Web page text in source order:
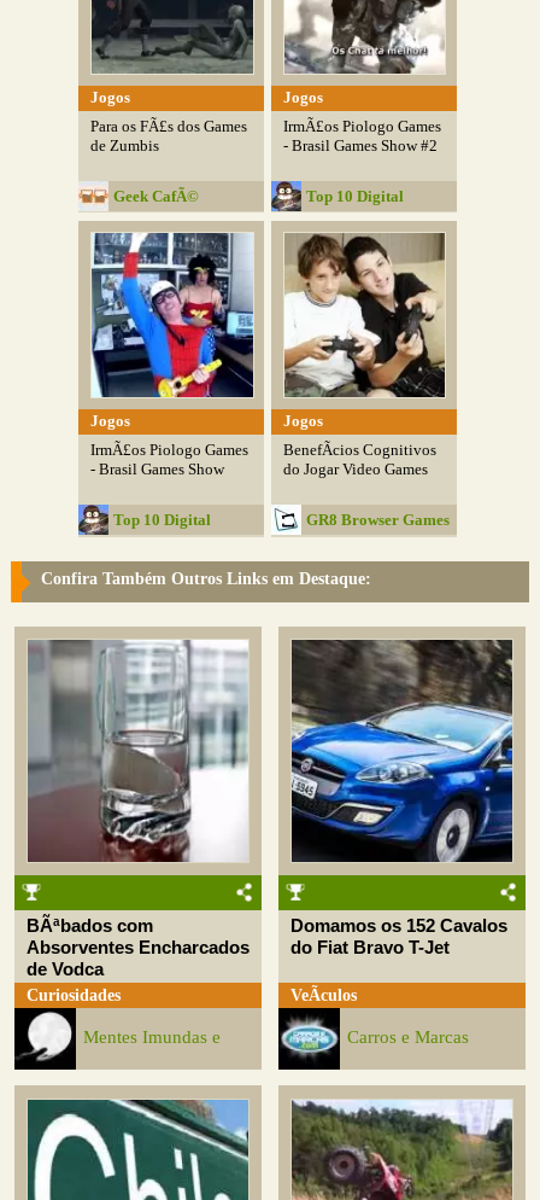
Jogos
Para os FÃ£s dos Games
de Zumbis
Geek CafÃ©
Jogos
IrmÃ£os Piologo Games
- Brasil Games Show #2
Top 10 Digital
Jogos
IrmÃ£os Piologo Games
- Brasil Games Show
Top 10 Digital
Jogos
BenefÃ­cios Cognitivos
do Jogar Video Games
GR8 Browser Games
Confira Também Outros Links em Destaque:
BÃªbados com
Absorventes Encharcados
de Vodca
Curiosidades
Mentes Imundas e
Domamos os 152 Cavalos
do Fiat Bravo T-Jet
VeÃ­culos
Carros e Marcas